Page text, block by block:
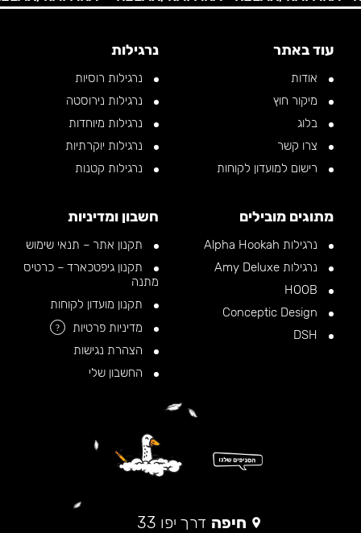
עוד באתר
אודות
מיקור חוץ
בלוג
צרו קשר
רישום למועדון לקוחות
נרגילות
נרגילות רוסיות
נרגילות נירוסטה
נרגילות מיוחדות
נרגילות יוקרתיות
נרגילות קטנות
מתוגים מובילים
נרגילות Alpha Hookah
נרגילות Amy Deluxe
חשבון ומדיניות
תקנון אתר – תנאי שימוש
תקנון גיפטכארד – כרטיס
מתנה
תקנון מועדון לקוחות
מדיניות פרטיות
?
הצהרת נגישות
החשבון שלי
חיפה דרך יפו 33